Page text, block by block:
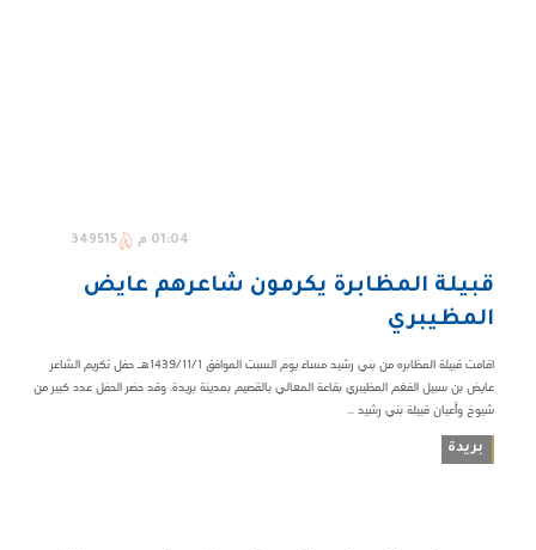
01:04 م 349515
قبيلة المظابرة يكرمون شاعرهم عايض
المظيبري
اقامت قبيلة المظابره من بني رشيد مساء يوم السبت الموافق 1439/11/1هـ حفل تكريم الشاعر
عايض بن سبيل الفغم المظيبري بقاعة المعالي بالقصيم بمدينة بريدة. وقد حضر الحفل عدد كبير من
شيوخ وأعيان قبيلة بني رشيد ...
بريدة